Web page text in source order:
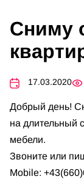
Сниму
17.03.2020
Добрый день!
на длительный
мебели.
Звоните или
Mobile: